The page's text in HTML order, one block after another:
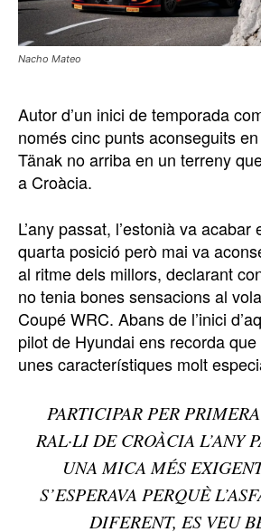
Nacho Mateo
Autor d’un inici de temporada
només cinc punts aconseguits
Tänak no arriba en un terreny
a Croàcia.
L’any passat, l’estonià va
quarta posició però mai va
al ritme dels millors, declarant
no tenia bones sensacions al
Coupé WRC. Abans de l’inici
pilot de Hyundai ens recorda
unes característiques molt
PARTICIPAR PER
RAL·LI DE CROÀCIA L’ANY
UNA MICA MÉS
S’ESPERAVA PERQUÈ
DIFERENT, ES VEU